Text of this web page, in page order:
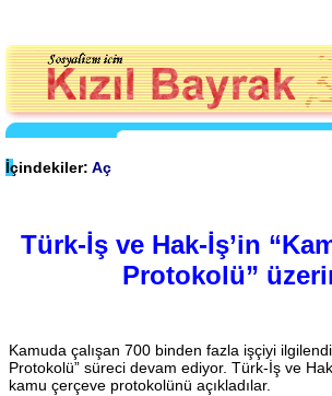
İçindekiler: Aç
Türk-İş ve Hak-İş’in
Protokolü”
Kamuda çalışan 700 binden fazla işçiyi
Protokolü” süreci devam ediyor. Türk-İş ve
kamu çerçeve protokolünü açıkladılar.